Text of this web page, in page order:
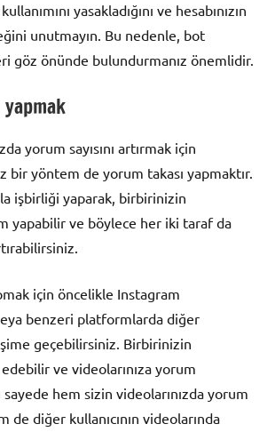
yasakladığını ve hesabınızın
unutmayın. Bu nedenle, bot
göz önünde bulundurmanız önemlidir.
yorum sayısını artırmak için
bir yöntem de yorum takası yapmaktır.
işbirliği yaparak, birbirinizin
yapabilir ve böylece her iki taraf da
için öncelikle Instagram
benzeri platformlarda diğer
geçebilirsiniz. Birbirinizin
edebilir ve videolarınıza yorum
hem sizin videolarınızda yorum
de diğer kullanıcının videolarında